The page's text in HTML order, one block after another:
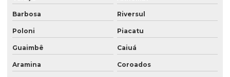
Barbosa Riversul
Poloni Piacatu
Guaimbê Caiuá
Aramina Coroados